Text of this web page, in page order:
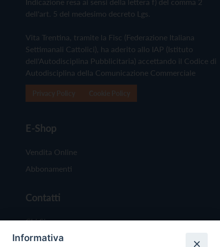
dell'art. 5 del medesimo decreto Lgs.
Vita Trentina, tramite la Fisc (Federazione Italiana
Settimanali Cattolici), ha aderito allo IAP (Istituto
dell'Autodisciplina Pubblicitaria) accettando il Codice di
Autodisciplina della Comunicazione Commerciale
E-Shop
Vendita Online
Abbonamenti
Contatti
Chi Siamo
Redazione
Informativa